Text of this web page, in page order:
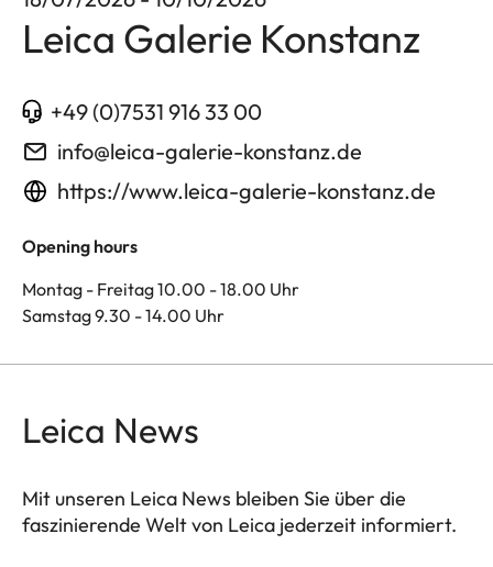
Leica Galerie Konstanz
+49 (0)7531 916 33 00
info@leica-galerie-konstanz.de
https://www.leica-galerie-konstanz.de
Opening hours
Montag - Freitag 10.00 - 18.00 Uhr
Samstag 9.30 - 14.00 Uhr
Leica News
Mit unseren Leica News bleiben Sie über die
faszinierende Welt von Leica jederzeit informiert.